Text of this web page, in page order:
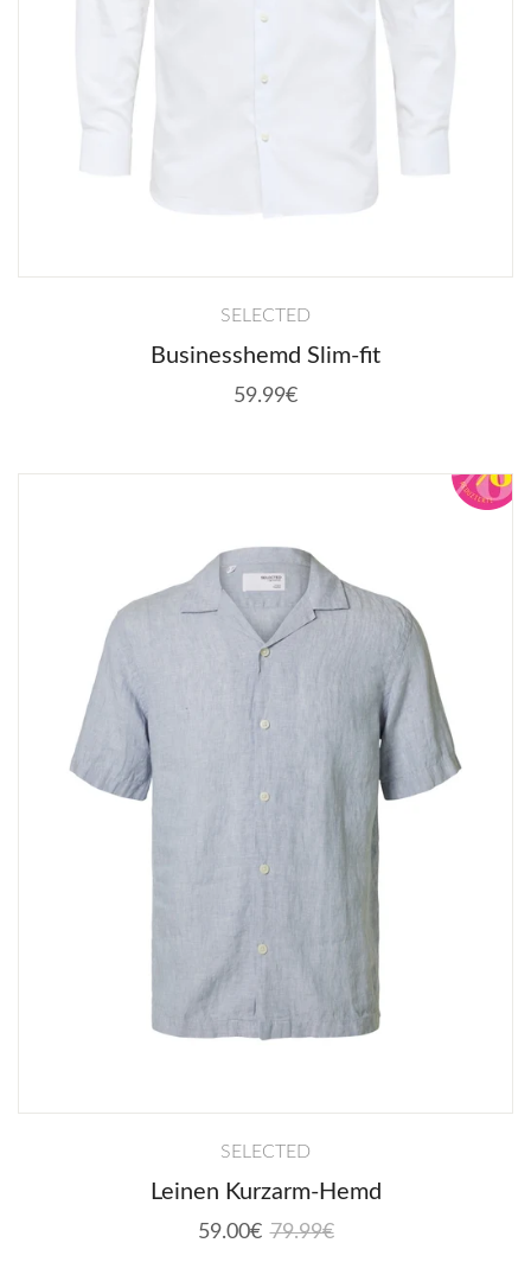
SELECTED
Businesshemd Slim-fit
59.99€
SELECTED
Leinen Kurzarm-Hemd
59.00€ 79.99€